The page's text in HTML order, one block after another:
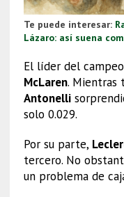
Te puede interesar:
Lázaro: así suena
El líder del
McLaren. Mientras
Antonelli
solo 0.029.
Por su parte,
tercero. No
un problema de